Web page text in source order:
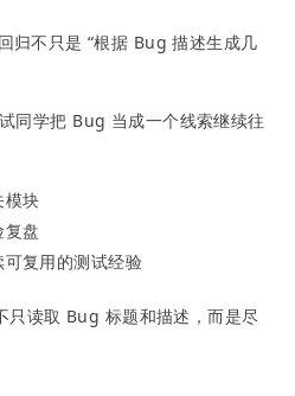
归不只是 “根据 Bug 描述生成几
同学把 Bug 当成一个线索继续往
模块
复盘
复用的测试经验
只读取 Bug 标题和描述，而是尽